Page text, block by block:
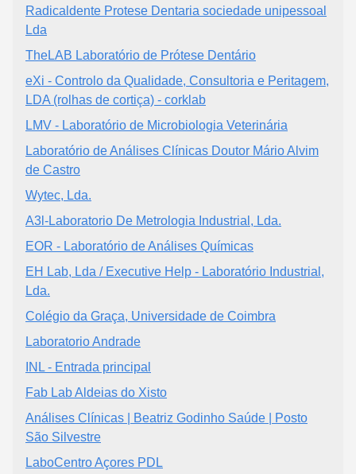
Radicaldente Protese Dentaria sociedade unipessoal
Lda
TheLAB Laboratório de Prótese Dentário
eXi - Controlo da Qualidade, Consultoria e Peritagem,
LDA (rolhas de cortiça) - corklab
LMV - Laboratório de Microbiologia Veterinária
Laboratório de Análises Clínicas Doutor Mário Alvim
de Castro
Wytec, Lda.
A3l-Laboratorio De Metrologia Industrial, Lda.
EOR - Laboratório de Análises Químicas
EH Lab, Lda / Executive Help - Laboratório Industrial,
Lda.
Colégio da Graça, Universidade de Coimbra
Laboratorio Andrade
INL - Entrada principal
Fab Lab Aldeias do Xisto
Análises Clínicas | Beatriz Godinho Saúde | Posto
São Silvestre
LaboCentro Açores PDL